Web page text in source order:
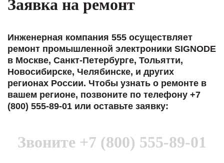
Заявка на ремонт
Инженерная компания 555 осуществляет
ремонт промышленной электроники SIGNODE
в Москве, Санкт-Петербурге, Тольятти,
Новосибирске, Челябинске, и других
регионах России. Чтобы узнать о ремонте в
вашем регионе, позвоните по телефону +7
(800) 555-89-01 или оставьте заявку:
Звоните +7 (800) 555-89-01